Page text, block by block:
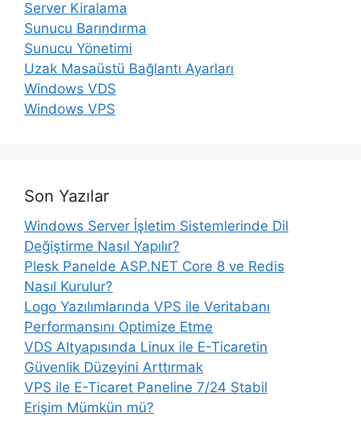
Server Kiralama
Sunucu Barındırma
Sunucu Yönetimi
Uzak Masaüstü Bağlantı Ayarları
Windows VDS
Windows VPS
Son Yazılar
Windows Server İşletim Sistemlerinde Dil
Değiştirme Nasıl Yapılır?
Plesk Panelde ASP.NET Core 8 ve Redis
Nasıl Kurulur?
Logo Yazılımlarında VPS ile Veritabanı
Performansını Optimize Etme
VDS Altyapısında Linux ile E-Ticaretin
Güvenlik Düzeyini Arttırmak
VPS ile E-Ticaret Paneline 7/24 Stabil
Erişim Mümkün mü?